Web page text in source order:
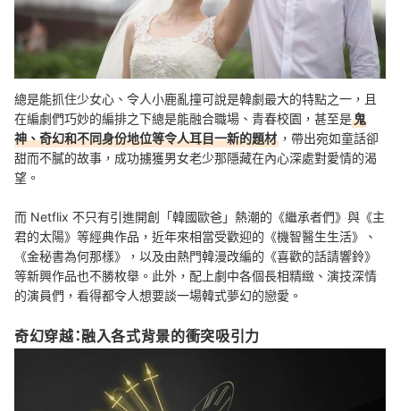
總是能抓住少女心、令人小鹿亂撞可說是韓劇最大的特點之一，且
在編劇們巧妙的編排之下總是能融合職場、青春校園，甚至是鬼
神、奇幻和不同身份地位等令人耳目一新的題材 ，帶出宛如童話卻
甜而不膩的故事，成功擄獲男女老少那隱藏在內心深處對愛情的渴
望。
而 Netflix 不只有引進開創「韓國歐爸」熱潮的《繼承者們》與《主
君的太陽》等經典作品，近年來相當受歡迎的《機智醫生生活》、
《金秘書為何那樣》，以及由熱門韓漫改編的《喜歡的話請響鈴》
等新興作品也不勝枚舉。此外，配上劇中各個長相精緻、演技深情
的演員們，看得都令人想要談一場韓式夢幻的戀愛。
奇幻穿越：融入各式背景的衝突吸引力